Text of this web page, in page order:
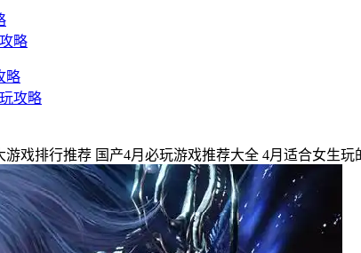
略
攻略
游戏排行推荐 国产4月必玩游戏推荐大全 4月适合女生玩